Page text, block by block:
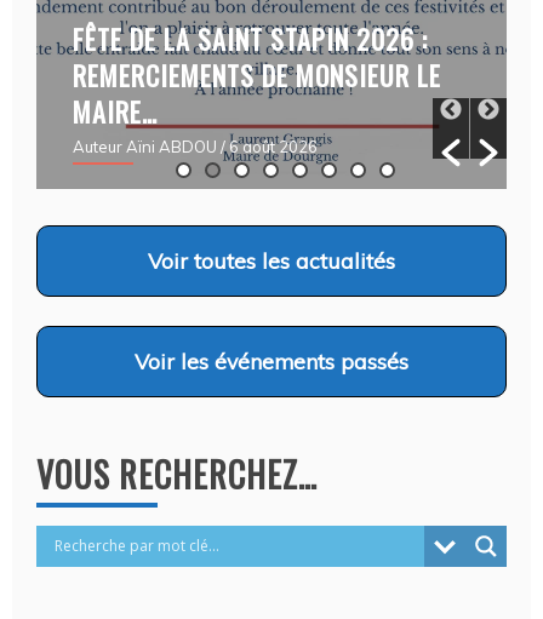
FÊTE DE LA SAINT STAPIN 2026 :
REMERCIEMENTS DE MONSIEUR LE
MAIRE…
Auteur Aïni ABDOU / 6 août 2026
Voirtoutes les actualités
Voir les événements passés
VOUS RECHERCHEZ…